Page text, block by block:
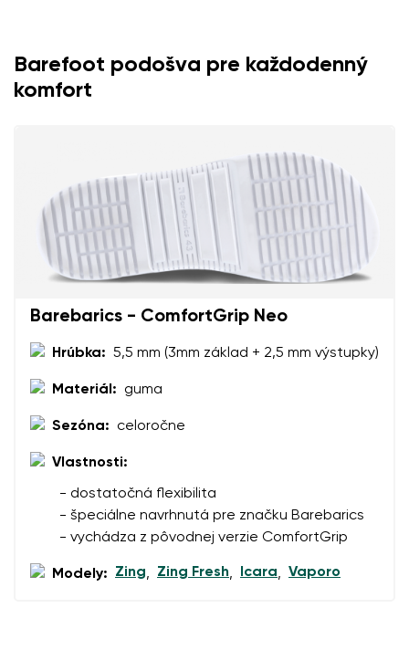
Vyberte jazyk
Zmeniť
Barefoot podošva pre každodenný
komfort
Barebarics - ComfortGrip Neo
Hrúbka: 5,5 mm (3mm základ + 2,5 mm výstupky)
Materiál: guma
Sezóna: celoročne
Vlastnosti:
- dostatočná flexibilita
- špeciálne navrhnutá pre značku Barebarics
- vychádza z pôvodnej verzie ComfortGrip
Modely: Zing, Zing Fresh, Icara, Vaporo
Váš e-mail
Otázka
Súhlasím so spracovaním zadaných osobných údajov v
zmysle
týchto podmienok
Textové hodnotenie
Súhlasím so spracovaním zadaných osobných údajov v